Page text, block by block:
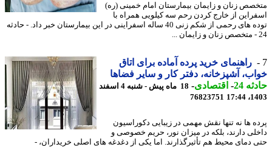
زنان و زایمان بیمارستان امام خمینی (ره)
از خارج کردن رحم سه کیلویی همراه با
توده های رحمی از شکم زنی 40 ساله اسفراینی در این بیمارستان خبر داد. - حادثه
راهنمای خرید پرده آماده برای اتاق
آشپزخانه، دفتر کار و سایر فضاها
24
-اقتصادی-
18 ماه پیش - شنبه 4 اسفند
76823751
ها نه تنها نقش مهمی در زیبایی دکوراسیون
دارند، بلکه در میزان نور، حریم خصوصی و
دمای محیط هم تأثیرگذارند. اما یکی از دغدغه های اصلی خریداران، -